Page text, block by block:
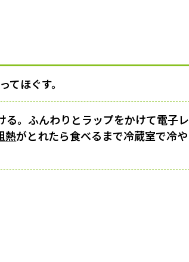
ほぐす。
。ふんわりとラップをかけて電子レ
熱がとれたら食べるまで冷蔵室で冷や